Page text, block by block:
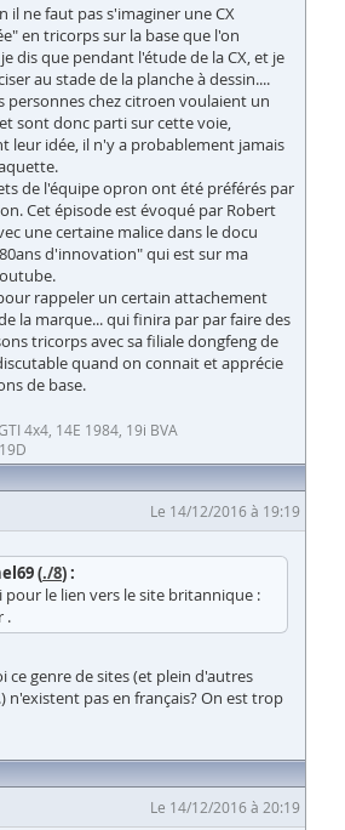
il ne faut pas s'imaginer une CX
en tricorps sur la base que l'on
dis que pendant l'étude de la CX, et je
au stade de la planche à dessin....
personnes chez citroen voulaient un
sont donc parti sur cette voie,
leur idée, il n'y a probablement jamais
de l'équipe opron ont été préférés par
Cet épisode est évoqué par Robert
une certaine malice dans le docu
d'innovation" qui est sur ma
rappeler un certain attachement
la marque... qui finira par par faire des
tricorps avec sa filiale dongfeng de
quand on connait et apprécie
de base.
4x4, 14E 1984, 19i BVA
Le 14/12/2016 à 19:19
(./8) :
pour le lien vers le site britannique :
.
ce genre de sites (et plein d'autres
n'existent pas en français? On est trop
Le 14/12/2016 à 20:19